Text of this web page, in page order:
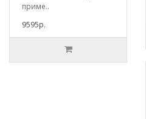
приме..
9595р.